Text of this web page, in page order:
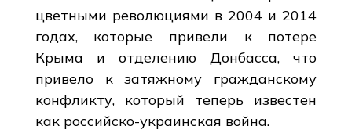
цветными революциями в 2004 и 2014
годах, которые привели к потере
Крыма и отделению Донбасса, что
привело к затяжному гражданскому
конфликту, который теперь известен
как российско-украинская война.